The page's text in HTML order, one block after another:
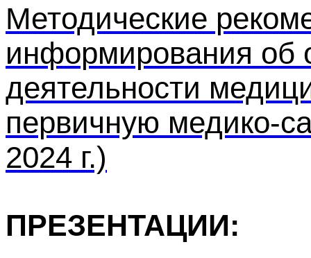
Методические
информирования об
деятельности
первичную медико-
2024 г.)
ПРЕЗЕНТАЦИИ: